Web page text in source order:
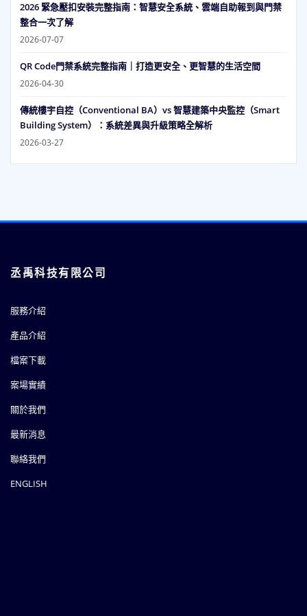
2026 緊急壓扣安裝完整指南：智慧安全系統、雲端自助報到與門禁
整合一次了解
2026-07-07
QR Code門禁系統完整指南｜打造更安全、更智慧的生活空間
2026-04-30
傳統樓宇自控（Conventional BA）vs 智慧建築中央監控（Smart
Building System）：系統差異與升級策略全解析
2026-03-27
丞禹科技有限公司
服務介紹
產品介紹
檔案下載
案場實績
關於我們
最新消息
聯絡我們
ENGLISH